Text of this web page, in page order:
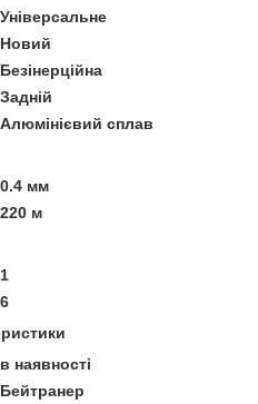
Універсальне
Новий
Безінерційна
Задній
Алюмінієвий сплав
0.4 мм
220 м
1
6
в наявності
Бейтранер